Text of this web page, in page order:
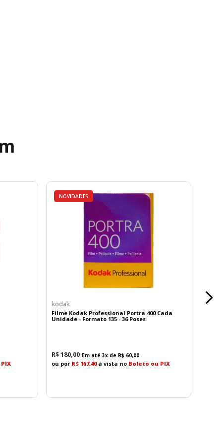
enorme sucesso fez com que permanecesse em
de bateria.
NOVIDADES
kodak
Filme Kodak Professional Portra 400 Cada
Unidade - Formato 135 - 36 Poses
R$180 00 Em até3x de R$ 60,00
ou por R$ 167,40à vista no Boleto ou PIX